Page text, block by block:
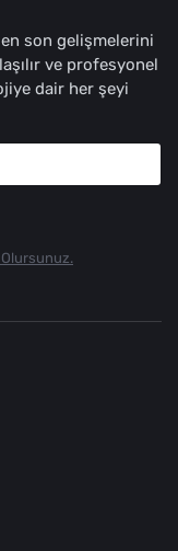
son gelişmelerini
ve profesyonel
dair her şeyi
Olursunuz.